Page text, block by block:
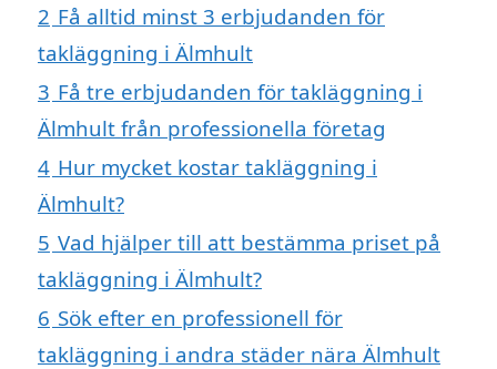
2 Få alltid minst 3 erbjudanden för
takläggning i Älmhult
3 Få tre erbjudanden för takläggning i
Älmhult från professionella företag
4 Hur mycket kostar takläggning i
Älmhult?
5 Vad hjälper till att bestämma priset på
takläggning i Älmhult?
6 Sök efter en professionell för
takläggning i andra städer nära Älmhult